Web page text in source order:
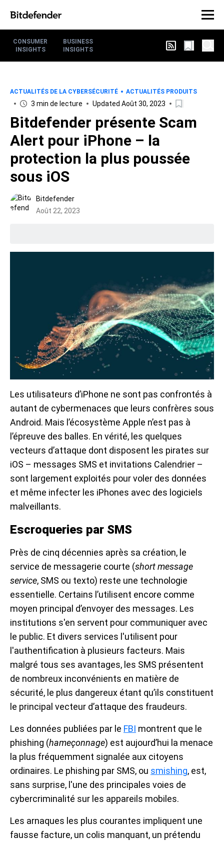
CONSUMER
INSIGHTS
BUSINESS
INSIGHTS
ACTUALITÉS DE LA CYBERSÉCURITÉ ACTUALITÉS PRODUITS
3 min de lecture Updated Août 30, 2023
Bitdefender présente Scam
Alert pour iPhone – la
protection la plus poussée
sous iOS
Bitdefender
Août 22, 2023
Les utilisateurs d’iPhone ne sont pas confrontés à
autant de cybermenaces que leurs confrères sous
Android. Mais l’écosystème Apple n’est pas à
l’épreuve des balles. En vérité, les quelques
vecteurs d’attaque dont disposent les pirates sur
iOS – messages SMS et invitations Calendrier –
sont largement exploités pour voler des données
et même infecter les iPhones avec des logiciels
malveillants.
Escroqueries par SMS
Près de cinq décennies après sa création, le
service de messagerie courte (short message
service, SMS ou texto) reste une technologie
essentielle. Certains l’utilisent encore comme
moyen principal d’envoyer des messages. Les
institutions s'en servent pour communiquer avec
le public. Et divers services l'utilisent pour
l'authentification à plusieurs facteurs. Mais
malgré tous ses avantages, les SMS présentent
de nombreux inconvénients en matière de
sécurité, le plus dangereux étant qu’ils constituent
le principal vecteur d’attaque des fraudeurs.
Les données publiées par le FBI montrent que le
phishing (hameçonnage) est aujourd’hui la menace
la plus fréquemment signalée aux citoyens
ordinaires. Le phishing par SMS, ou smishing, est,
sans surprise, l'une des principales voies de
cybercriminalité sur les appareils mobiles.
Les arnaques les plus courantes impliquent une
fausse facture, un colis manquant, un prétendu